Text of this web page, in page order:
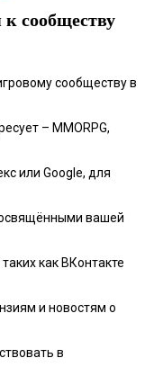
сообществу
сообществу в
– MMORPG,
или Google, для
вашей
как ВКонтакте
и новостям о
в